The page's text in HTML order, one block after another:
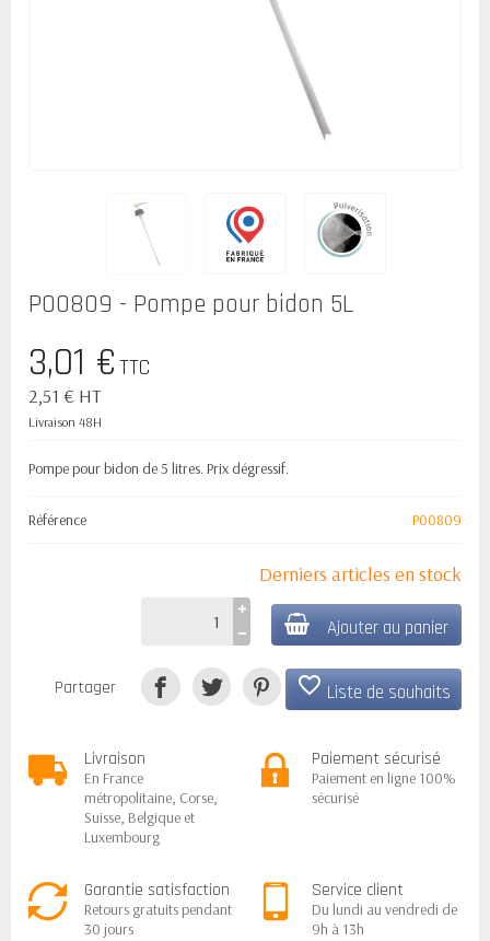
P00809 - Pompe pour bidon 5L
3,01 €TTC
2,51 € HT
Livraison 48H
Pompe pour bidon de 5 litres. Prix dégressif.
Référence P00809
Derniers articles en stock
Ajouter au panier
favorite_border Liste de souhaits
Partager
Livraison
En France
métropolitaine, Corse,
Suisse, Belgique et
Luxembourg
Paiement sécurisé
Paiement en ligne 100%
sécurisé
Garantie satisfaction
Retours gratuits pendant
30 jours
Service client
Du lundi au vendredi de
9h à 13h